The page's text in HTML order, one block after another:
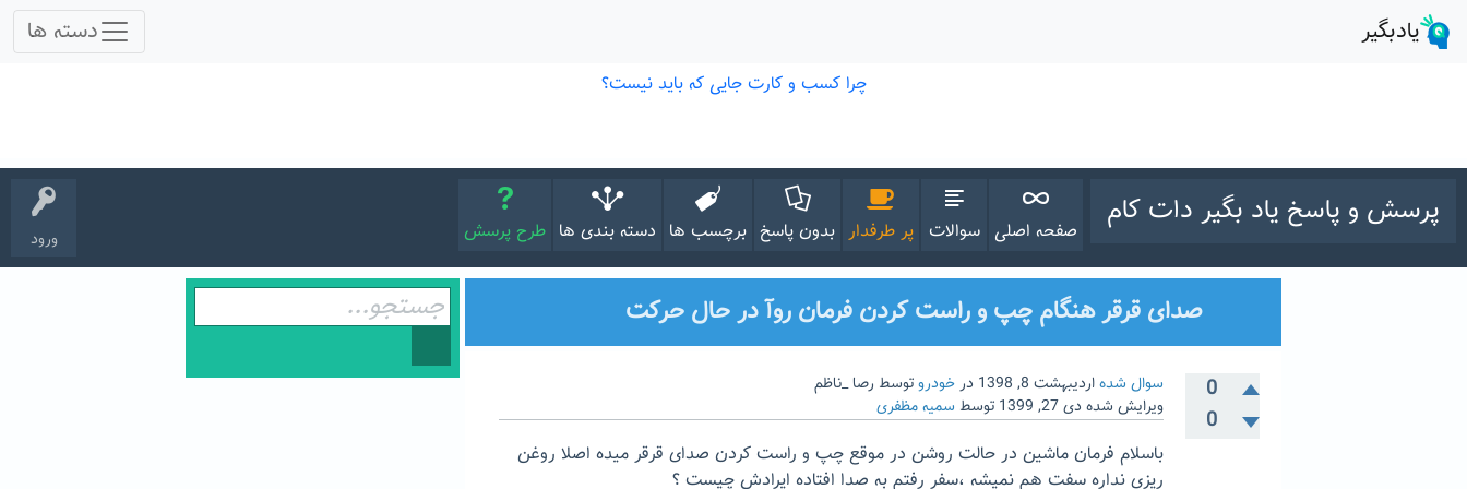
ورود
پرسش و پاسخ یاد بگیر دات کام
صفحه اصلی سوالات پر طرفدار بدون پاسخ برچسب ها دسته بندی ها طرح پرسش
صدای قرقر هنگام چپ و راست کردن فرمان روآ در حال حرکت
0
0
سوال شدهاردیبهشت 8, 1398 درخودروتوسط رصا _ناظم
ویرایش شده دی 27, 1399 توسط سمیه مظفری
باسلام فرمان ماشین در حالت روشن در موقع چپ و راست کردن صدای قرقر میده اصلا روغن
ریزی نداره سفت هم نمیشه ،سفر رفتم به صدا افتاده ایرادش چیست ؟